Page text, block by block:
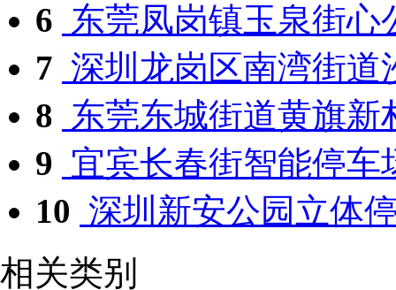
6 东莞凤岗镇玉泉街心
7 深圳龙岗区南湾街道
8 东莞东城街道黄旗新
9 宜宾长春街智能停车
10 深圳新安公园立体
相关类别